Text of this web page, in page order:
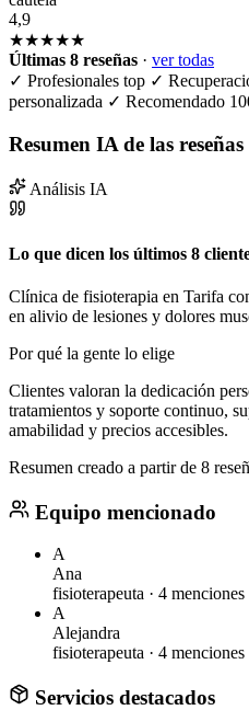
4,9
★★★★★
Últimas 8 reseñas · ver todas
✓ Profesionales top ✓
personalizada ✓ Recomendado
Resumen IA de las reseñas
Análisis IA
Lo que dicen los últimos 8
Clínica de fisioterapia en Tarifa
en alivio de lesiones y dolores
Por qué la gente lo elige
Clientes valoran la dedicación
tratamientos y soporte continuo,
amabilidad y precios accesibles.
Resumen creado a partir de 8
Equipo mencionado
A
Ana
fisioterapeuta · 4 menciones
A
Alejandra
fisioterapeuta · 4 menciones
Servicios destacados